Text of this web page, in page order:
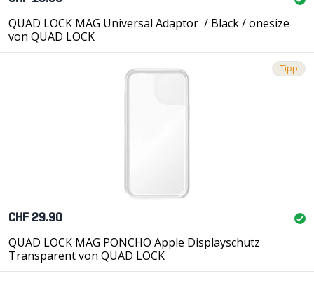
QUAD LOCK MAG Universal Adaptor / Black / onesize
von QUAD LOCK
Tipp
CHF 29.90
QUAD LOCK MAG PONCHO Apple Displayschutz
Transparent von QUAD LOCK